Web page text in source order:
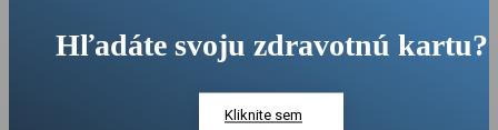
Hľadáte svoju zdravotnú kartu?
Kliknite sem